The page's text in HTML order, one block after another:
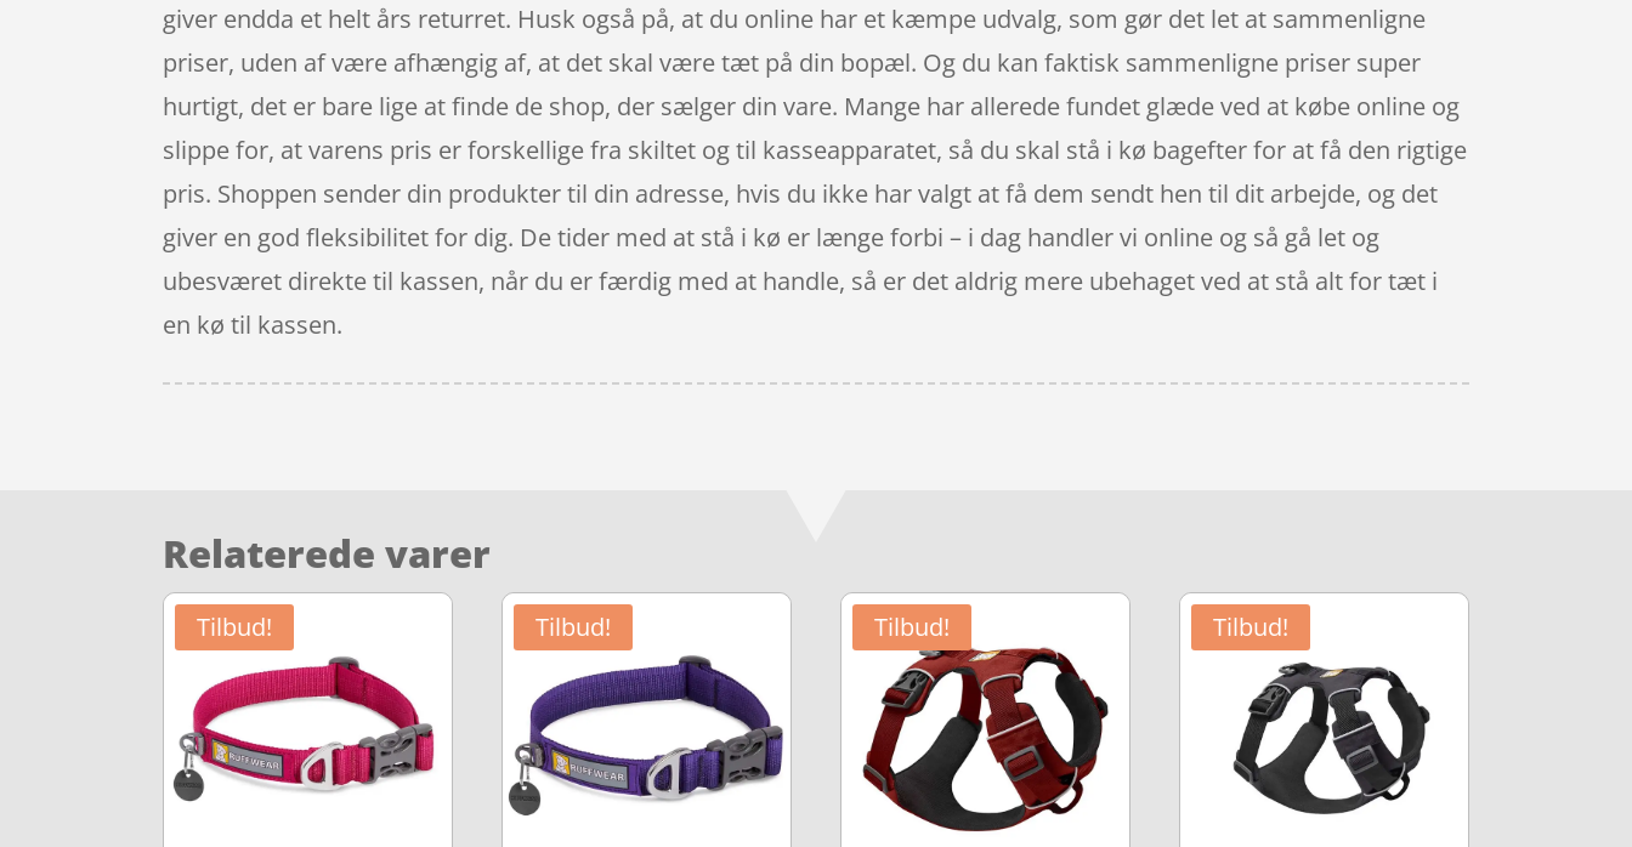
giver endda et helt års returret. Husk også på, at du online har et kæmpe udvalg, som gør det let at sammenligne
priser, uden af være afhængig af, at det skal være tæt på din bopæl. Og du kan faktisk sammenligne priser super
hurtigt, det er bare lige at finde de shop, der sælger din vare. Mange har allerede fundet glæde ved at købe online og
slippe for, at varens pris er forskellige fra skiltet og til kasseapparatet, så du skal stå i kø bagefter for at få den rigtige
pris. Shoppen sender din produkter til din adresse, hvis du ikke har valgt at få dem sendt hen til dit arbejde, og det
giver en god fleksibilitet for dig. De tider med at stå i kø er længe forbi – i dag handler vi online og så gå let og
ubesværet direkte til kassen, når du er færdig med at handle, så er det aldrig mere ubehaget ved at stå alt for tæt i
en kø til kassen.
Relaterede varer
Tilbud! Tilbud! Tilbud! Tilbud!